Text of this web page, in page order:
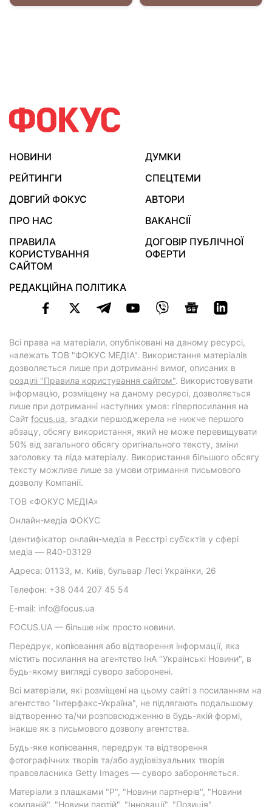
НОВИНИ
ДУМКИ
РЕЙТИНГИ
СПЕЦТЕМИ
ДОВГИЙ ФОКУС
АВТОРИ
ПРО НАС
ВАКАНСІЇ
ПРАВИЛА
КОРИСТУВАННЯ
САЙТОМ
ДОГОВІР ПУБЛІЧНОЇ
ОФЕРТИ
РЕДАКЦІЙНА ПОЛІТИКА
Всі права на матеріали, опубліковані на даному ресурсі,
належать ТОВ "ФОКУС МЕДІА". Використання матеріалів
дозволяється лише при дотриманні вимог, описаних в
розділі "Правила користування сайтом". Використовувати
інформацію, розміщену на даному ресурсі, дозволяється
лише при дотриманні наступних умов: гіперпосилання на
Cайт focus.ua, згадки першоджерела не нижче першого
абзацу, обсягу використання, який не може перевищувати
50% від загального обсягу оригінального тексту, зміни
заголовку та ліда матеріалу. Використання більшого обсягу
тексту можливе лише за умови отримання письмового
дозволу Компанії.
ТОВ «ФОКУС МЕДІА»
Онлайн-медіа ФОКУС
Ідентифікатор онлайн-медіа в Реєстрі суб’єктів у сфері
медіа — R40-03129
Адреса: 01133, м. Київ, бульвар Лесі Українки, 26
Телефон: +38 044 207 45 54
E-mail: info@focus.ua
FOCUS.UA — більше ніж просто новини.
Передрук, копіювання або відтворення інформації, яка
містить посилання на агентство ІнА "Українські Новини", в
будь-якому вигляді суворо заборонені.
Всі матеріали, які розміщені на цьому сайті з посиланням на
агентство "Інтерфакс-Україна", не підлягають подальшому
відтворенню та/чи розповсюдженню в будь-якій формі,
інакше як з письмового дозволу агентства.
Будь-яке копіювання, передрук та відтворення
фотографічних творів та/або аудіовізуальних творів
правовласника Getty Images — суворо забороняється.
Матеріали з плашками "Р", "Новини партнерів", "Новини
компаній", "Новини партій", "Інновації", "Позиція",